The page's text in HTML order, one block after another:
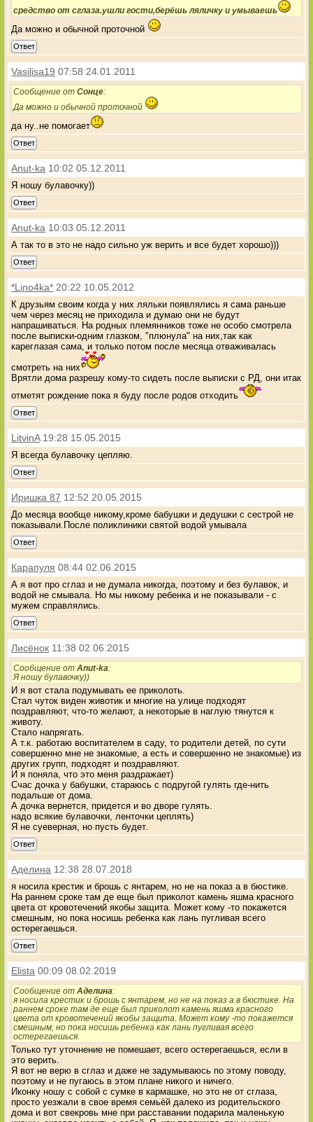
средство от сглаза.ушли гости,берёшь ляличку и умываешь
Да можно и обычной проточной
Ответ
Vasilisa19 07:58 24.01.2011
Сообщение отСонце:
Да можно и обычной проточной
да ну..не помогает
Ответ
Anut-ka 10:02 05.12.2011
Я ношу булавочку))
Ответ
Anut-ka 10:03 05.12.2011
А так то в это не надо сильно уж верить и все будет хорошо)))
Ответ
*Lino4ka* 20:22 10.05.2012
К друзьям своим когда у них ляльки появлялись я сама раньше
чем через месяц не приходила и думаю они не будут
напрашиваться. На родных племянников тоже не особо смотрела
после выписки-одним глазком, "плюнула" на них,так как
кареглазая сама, и только потом после месяца отваживалась
смотреть на них
Врятли дома разрешу кому-то сидеть после выписки с РД, они итак
отметят рождение пока я буду после родов отходить
Ответ
LitvinA19:28 15.05.2015
Я всегда булавочку цепляю.
Ответ
Иришка 87 12:52 20.05.2015
До месяца вообще никому,кроме бабушки и дедушки с сестрой не
показывали.После поликлиники святой водой умывала
Ответ
Карапуля 08:44 02.06.2015
А я вот про сглаз и не думала никогда, поэтому и без булавок, и
водой не смывала. Но мы никому ребенка и не показывали - с
мужем справлялись.
Ответ
Лисёнок 11:38 02.06.2015
Сообщение от Anut-ka:
Я ношу булавочку))
И я вот стала подумывать ее приколоть.
Стал чуток виден животик и многие на улице подходят
поздравляют, что-то желают, а некоторые в наглую тянутся к
животу.
Стало напрягать.
А т.к. работаю воспитателем в саду, то родители детей, по сути
совершенно мне не знакомые, а есть и совершенно не знакомые) из
других групп, подходят и поздравляют.
И я поняла, что это меня раздражает)
Счас дочка у бабушки, стараюсь с подругой гулять где-нить
подальше от дома.
А дочка вернется, придется и во дворе гулять.
надо всякие булавочки, ленточки цеплять)
Я не суеверная, но пусть будет.
Ответ
Аделина 12:38 28.07.2018
я носила крестик и брошь с янтарем, но не на показ а в бюстике.
На раннем сроке там де еще был приколот камень яшма красного
цвета от кровотечений якобы защита. Может кому -то покажется
смешным, но пока носишь ребенка как лань пугливая всего
остерегаешься.
Ответ
Elista 00:09 08.02.2019
Сообщение от Аделина:
я носила крестик и брошь с янтарем, но не на показ а в бюстике. На
раннем сроке там де еще был приколот камень яшма красного
цвета от кровотечений якобы защита. Может кому -то покажется
смешным, но пока носишь ребенка как лань пугливая всего
остерегаешься.
Только тут уточнение не помешает, всего остерегаешься, если в
это верить.
Я вот не верю в сглаз и даже не задумываюсь по этому поводу,
поэтому и не пугаюсь в этом плане никого и ничего.
Иконку ношу с собой с сумке в кармашке, но это не от сглаза,
просто уезжали в свое время семьёй далеко из родительского
дома и вот свекровь мне при расставании подарила маленькую